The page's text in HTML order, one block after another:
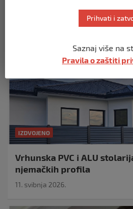
IZDVOJENO
Vrhunska PVC i ALU
njemačkih profila
11. svibnja 2026.
Prihvati i
Saznaj više na
Pravila o zaštiti